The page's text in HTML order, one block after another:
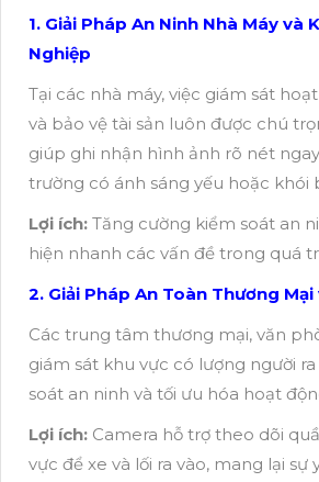
1. Giải Pháp An Ninh Nhà Máy và
Nghiệp
Tại các nhà máy, việc giám sát
và bảo vệ tài sản luôn được chú
giúp ghi nhận hình ảnh rõ nét
trường có ánh sáng yếu hoặc khói
Lợi ích: Tăng cường kiểm soát an
hiện nhanh các vấn đề trong quá
2. Giải Pháp An Toàn Thương
Các trung tâm thương mại, văn
giám sát khu vực có lượng người
soát an ninh và tối ưu hóa hoạt
Lợi ích: Camera hỗ trợ theo dõi
vực để xe và lối ra vào, mang lại sự